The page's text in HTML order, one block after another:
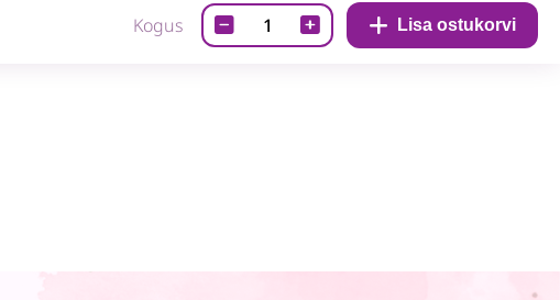
Kogus
Käsitöönuga
13,5cm
Lisa ostukorvi